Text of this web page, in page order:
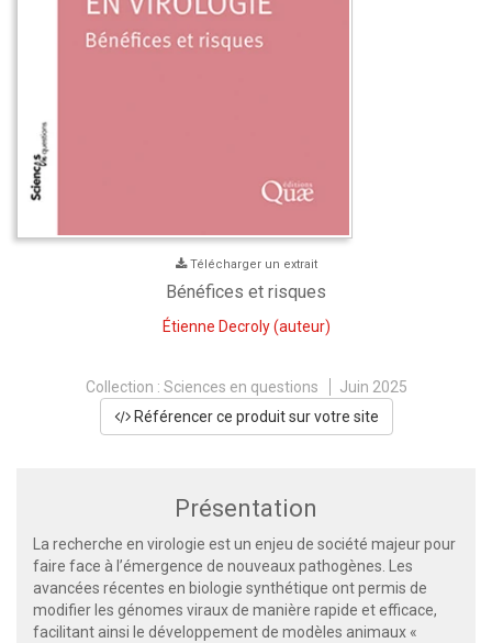
Télécharger un extrait
Bénéfices et risques
Étienne Decroly(auteur)
Collection : Sciences en questions
Juin 2025
Référencer ce produit sur votre site
Présentation
La recherche en virologie est un enjeu de société majeur pour
faire face à l’émergence de nouveaux pathogènes. Les
avancées récentes en biologie synthétique ont permis de
modifier les génomes viraux de manière rapide et efficace,
facilitant ainsi le développement de modèles animaux «